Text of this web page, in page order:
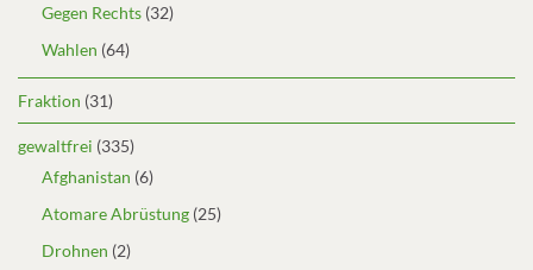
Gegen Rechts (32)
Wahlen (64)
Fraktion (31)
gewaltfrei (335)
Afghanistan (6)
Atomare Abrüstung (25)
Drohnen (2)